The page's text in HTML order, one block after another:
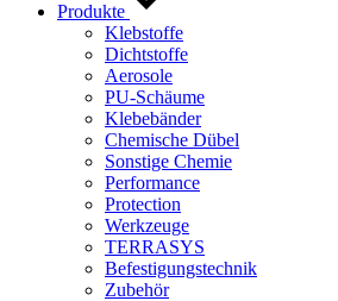
Produkte
Klebstoffe
Dichtstoffe
Aerosole
PU-Schäume
Klebebänder
Chemische Dübel
Sonstige Chemie
Performance
Protection
Werkzeuge
TERRASYS
Befestigungstechnik
Zubehör